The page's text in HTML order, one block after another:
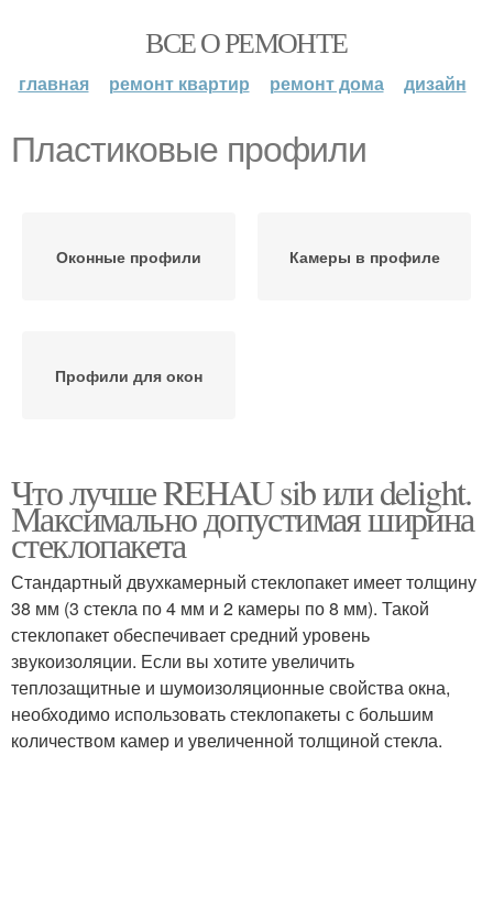
ВСЕ О РЕМОНТЕ
главная ремонт квартир ремонт дома дизайн
Пластиковые профили
Оконные профили Камеры в профиле
Профили для окон
Что лучше REHAU sib или delight.
Максимально допустимая ширина
стеклопакета
Стандартный двухкамерный стеклопакет имеет толщину
38 мм (3 стекла по 4 мм и 2 камеры по 8 мм). Такой
стеклопакет обеспечивает средний уровень
звукоизоляции. Если вы хотите увеличить
теплозащитные и шумоизоляционные свойства окна,
необходимо использовать стеклопакеты с большим
количеством камер и увеличенной толщиной стекла.